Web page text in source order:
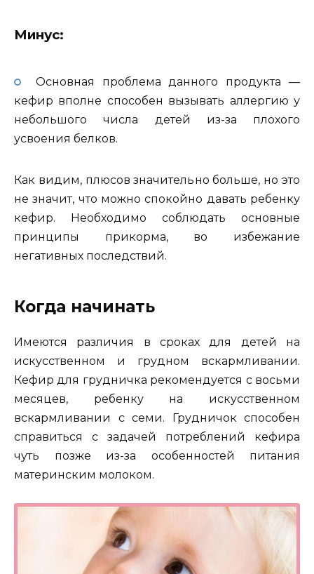
Минус:
Основная проблема данного продукта —
кефир вполне способен вызывать аллергию у
небольшого числа детей из-за плохого
усвоения белков.
Как видим, плюсов значительно больше, но это
не значит, что можно спокойно давать ребенку
кефир. Необходимо соблюдать основные
принципы прикорма, во избежание
негативных последствий.
Когда начинать
Имеются различия в сроках для детей на
искусственном и грудном вскармливании.
Кефир для грудничка рекомендуется с восьми
месяцев, ребенку на искусственном
вскармливании с семи. Грудничок способен
справиться с задачей потреблений кефира
чуть позже из-за особенностей питания
материнским молоком.